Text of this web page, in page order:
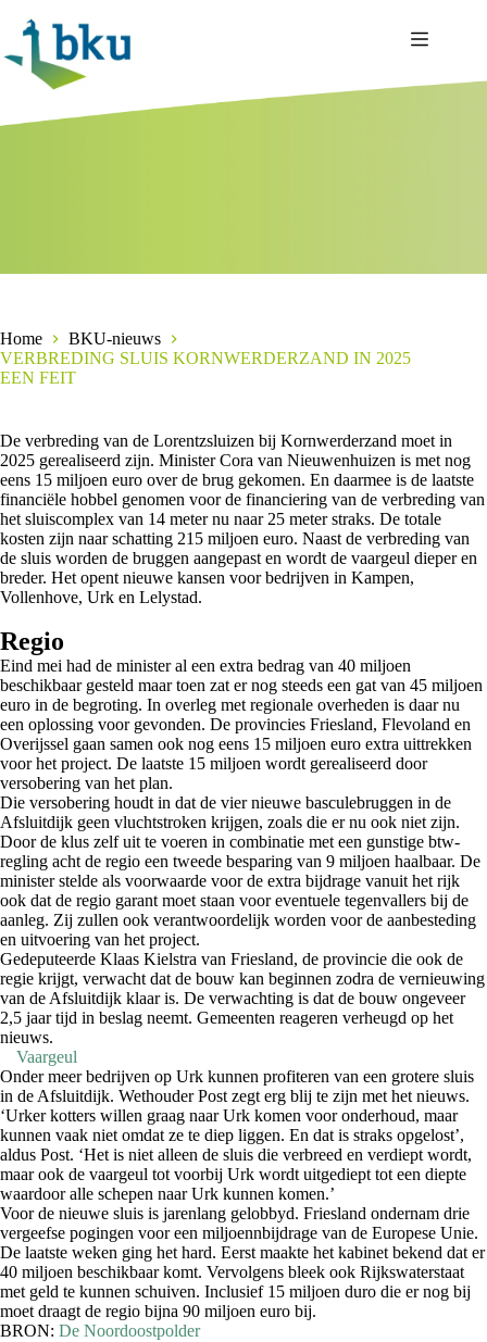
naar
inhoud
Home
BKU-nieuws
VERBREDING SLUIS KORNWERDERZAND IN 2025
EEN FEIT
De verbreding van de Lorentzsluizen bij Kornwerderzand moet in
2025 gerealiseerd zijn. Minister Cora van Nieuwenhuizen is met nog
eens 15 miljoen euro over de brug gekomen. En daarmee is de laatste
financiële hobbel genomen voor de financiering van de verbreding van
het sluiscomplex van 14 meter nu naar 25 meter straks. De totale
kosten zijn naar schatting 215 miljoen euro. Naast de verbreding van
de sluis worden de bruggen aangepast en wordt de vaargeul dieper en
breder. Het opent nieuwe kansen voor bedrijven in Kampen,
Vollenhove, Urk en Lelystad.
Regio
Eind mei had de minister al een extra bedrag van 40 miljoen
beschikbaar gesteld maar toen zat er nog steeds een gat van 45 miljoen
euro in de begroting. In overleg met regionale overheden is daar nu
een oplossing voor gevonden. De provincies Friesland, Flevoland en
Overijssel gaan samen ook nog eens 15 miljoen euro extra uittrekken
voor het project. De laatste 15 miljoen wordt gerealiseerd door
versobering van het plan.
Die versobering houdt in dat de vier nieuwe basculebruggen in de
Afsluitdijk geen vluchtstroken krijgen, zoals die er nu ook niet zijn.
Door de klus zelf uit te voeren in combinatie met een gunstige btw-
regling acht de regio een tweede besparing van 9 miljoen haalbaar. De
minister stelde als voorwaarde voor de extra bijdrage vanuit het rijk
ook dat de regio garant moet staan voor eventuele tegenvallers bij de
aanleg. Zij zullen ook verantwoordelijk worden voor de aanbesteding
en uitvoering van het project.
Gedeputeerde Klaas Kielstra van Friesland, de provincie die ook de
regie krijgt, verwacht dat de bouw kan beginnen zodra de vernieuwing
van de Afsluitdijk klaar is. De verwachting is dat de bouw ongeveer
2,5 jaar tijd in beslag neemt. Gemeenten reageren verheugd op het
nieuws.
Vaargeul
Onder meer bedrijven op Urk kunnen profiteren van een grotere sluis
in de Afsluitdijk. Wethouder Post zegt erg blij te zijn met het nieuws.
‘Urker kotters willen graag naar Urk komen voor onderhoud, maar
kunnen vaak niet omdat ze te diep liggen. En dat is straks opgelost’,
aldus Post. ‘Het is niet alleen de sluis die verbreed en verdiept wordt,
maar ook de vaargeul tot voorbij Urk wordt uitgediept tot een diepte
waardoor alle schepen naar Urk kunnen komen.’
Voor de nieuwe sluis is jarenlang gelobbyd. Friesland ondernam drie
vergeefse pogingen voor een miljoennbijdrage van de Europese Unie.
De laatste weken ging het hard. Eerst maakte het kabinet bekend dat er
40 miljoen beschikbaar komt. Vervolgens bleek ook Rijkswaterstaat
met geld te kunnen schuiven. Inclusief 15 miljoen duro die er nog bij
moet draagt de regio bijna 90 miljoen euro bij.
BRON: De Noordoostpolder